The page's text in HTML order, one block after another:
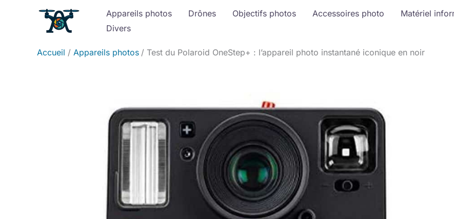
Appareils photos Drônes Objectifs photos Accessoires photo Matériel
Divers
Accueil Appareils photos Test du Polaroid OneStep+ : l’appareil photo instantané iconique en noir